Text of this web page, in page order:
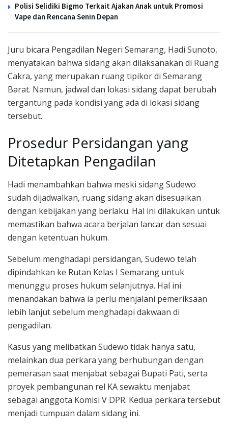
Polisi Selidiki Bigmo Terkait Ajakan Anak untuk Promosi
Vape dan Rencana Senin Depan
Juru bicara Pengadilan Negeri Semarang, Hadi Sunoto,
menyatakan bahwa sidang akan dilaksanakan di Ruang
Cakra, yang merupakan ruang tipikor di Semarang
Barat. Namun, jadwal dan lokasi sidang dapat berubah
tergantung pada kondisi yang ada di lokasi sidang
tersebut.
Prosedur Persidangan yang
Ditetapkan Pengadilan
Hadi menambahkan bahwa meski sidang Sudewo
sudah dijadwalkan, ruang sidang akan disesuaikan
dengan kebijakan yang berlaku. Hal ini dilakukan untuk
memastikan bahwa acara berjalan lancar dan sesuai
dengan ketentuan hukum.
Sebelum menghadapi persidangan, Sudewo telah
dipindahkan ke Rutan Kelas I Semarang untuk
menunggu proses hukum selanjutnya. Hal ini
menandakan bahwa ia perlu menjalani pemeriksaan
lebih lanjut sebelum menghadapi dakwaan di
pengadilan.
Kasus yang melibatkan Sudewo tidak hanya satu,
melainkan dua perkara yang berhubungan dengan
pemerasan saat menjabat sebagai Bupati Pati, serta
proyek pembangunan rel KA sewaktu menjabat
sebagai anggota Komisi V DPR. Kedua perkara tersebut
menjadi tumpuan dalam sidang ini.